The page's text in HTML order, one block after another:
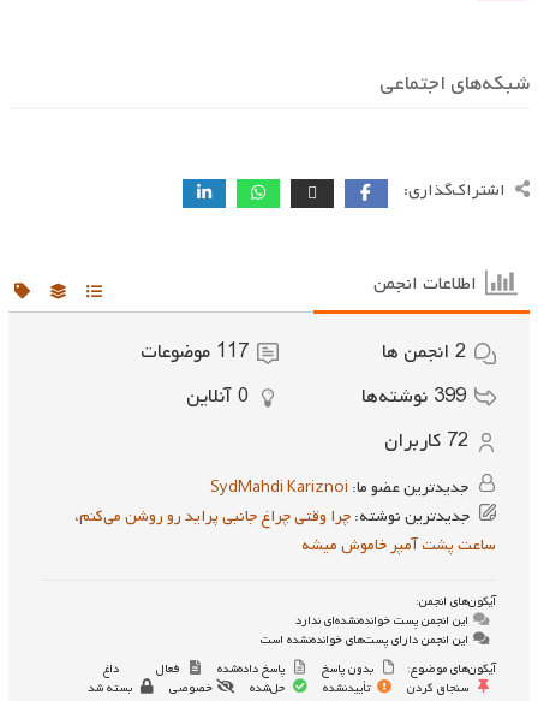
شبکه‌های اجتماعی
اشتراک‌گذاری:
اطلاعات انجمن
2 انجمن ها 117 موضوعات
399 نوشته‌ها 0 آنلاین
72 کاربران
جدیدترین عضو ما: SydMahdi Kariznoi
جدیدترین نوشته:چرا وقتی چراغ جانبی پراید رو روشن می‌کنم،
ساعت پشت آمپر خاموش میشه
آیکون‌های انجمن:
این انجمن پست خوانده‌نشده‌ای ندارد
این انجمن دارای پست‌های خوانده‌نشده است
آیکون‌های موضوع:
بدون پاسخ پاسخ داده‌شده فعال
داغ
سنجاق کردن
تأییدنشده حل‌شده خصوصی بسته شد